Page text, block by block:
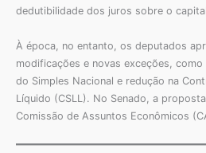
dedutibilidade dos juros sobre o
À época, no entanto, os deputados
modificações e novas exceções,
do Simples Nacional e redução na
Líquido (CSLL). No Senado, a
Comissão de Assuntos Econômicos